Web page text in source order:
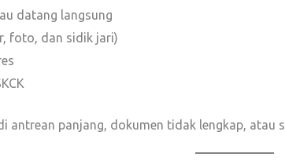
datang langsung
foto, dan sidik jari)
antrean panjang, dokumen tidak lengkap, atau